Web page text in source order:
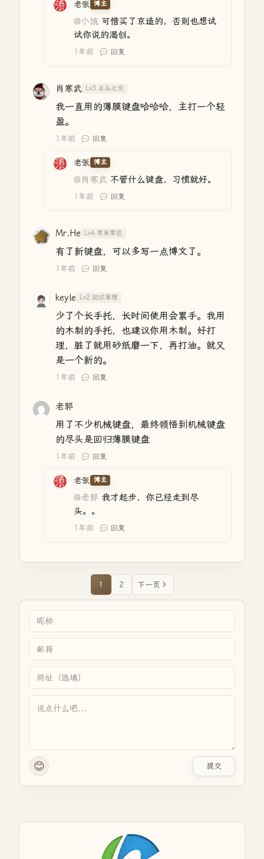
老张 博主
@小饿 可惜买了京造的，否则也想试
试你说的渴创。
1年前 回复
肖寒武 Lv3.点头之交
我一直用的薄膜键盘哈哈哈，主打一个轻
盈。
1年前 回复
老张 博主
@肖寒武 不管什么键盘，习惯就好。
1年前 回复
Mr.He Lv4.常来常往
有了新键盘，可以多写一点博文了。
1年前 回复
keyle Lv2.初识寒暄
少了个长手托，长时间使用会累手。我用
的木制的手托，也建议你用木制。好打
理，脏了就用砂纸磨一下，再打油。就又
是一个新的。
1年前 回复
老郭
用了不少机械键盘，最终领悟到机械键盘
的尽头是回归薄膜键盘
1年前 回复
老张 博主
@老郭 我才起步，你已经走到尽
头。。
1年前 回复
1 2 下一页
😊 提交